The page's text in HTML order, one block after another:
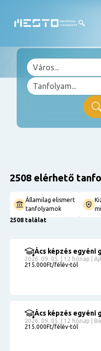
2508 elérhető
Államilag elismert
tanfolyamok
2508 találat
Ács képzés egyéni
2026. 09. 05. | 12 hónap |
215.000Ft/félév-tól
Ács képzés egyéni
2026. 09. 05. | 12 hónap |
215.000Ft/félév-tól